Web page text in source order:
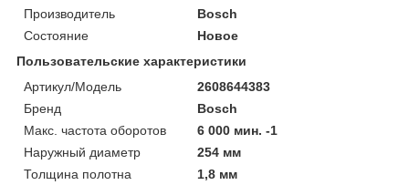
Производитель
Bosch
Состояние
Новое
Пользовательские характеристики
Артикул/Модель
2608644383
Бренд
Bosch
Макс. частота оборотов
6 000 мин. -1
Наружный диаметр
254 мм
Толщина полотна
1,8 мм